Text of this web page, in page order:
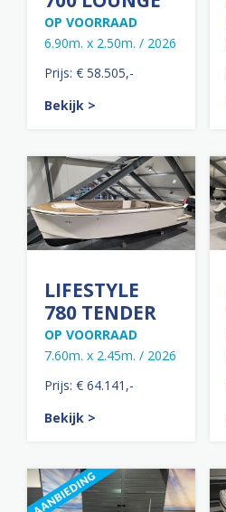
OP VOORRAAD
6.90m. x 2.50m. / 2026
Prijs: € 58.505,-
Bekijk >
LIFESTYLE
780 TENDER
OP VOORRAAD
7.60m. x 2.45m. / 2026
Prijs: € 64.141,-
Bekijk >